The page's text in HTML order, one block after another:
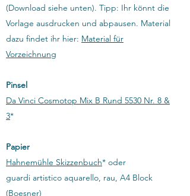
(Download siehe unten). Tipp: Ihr könnt die
Vorlage ausdrucken und abpausen. Material
dazu findet ihr hier: Material für
Vorzeichnung
​Pinsel
Da Vinci Cosmotop Mix B Rund 5530 Nr. 8 &
3*
Papier
Hahnemühle Skizzenbuch* oder
guardi artistico aquarello, rau, A4 Block
(Boesner)